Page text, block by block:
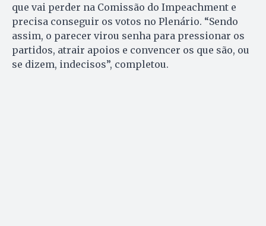
que vai perder na Comissão do Impeachment e
precisa conseguir os votos no Plenário. “Sendo
assim, o parecer virou senha para pressionar os
partidos, atrair apoios e convencer os que são, ou
se dizem, indecisos”, completou.